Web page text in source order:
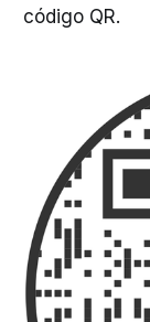
código QR.